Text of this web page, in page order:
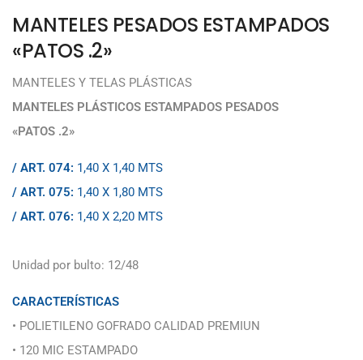
MANTELES PESADOS ESTAMPADOS
«PATOS .2»
MANTELES Y TELAS PLÁSTICAS
MANTELES PLÁSTICOS ESTAMPADOS PESADOS
«PATOS .2»
/ ART. 074: 1,40 X 1,40 MTS
/ ART. 075: 1,40 X 1,80 MTS
/ ART. 076: 1,40 X 2,20 MTS
Unidad por bulto: 12/48
CARACTERÍSTICAS
• POLIETILENO GOFRADO CALIDAD PREMIUN
• 120 MIC ESTAMPADO